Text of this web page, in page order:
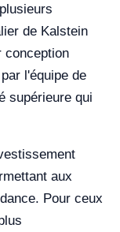
de Kalstein
conception
l'équipe de
supérieure qui
aux
Pour ceux